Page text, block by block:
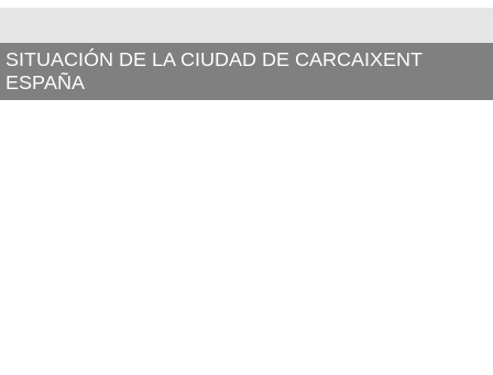
SITUACIÓN DE LA CIUDAD DE CARCAIXENT
ESPAÑA